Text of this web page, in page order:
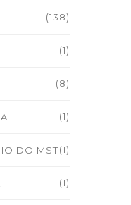
(138)
(1)
(8)
(1)
DO MST(1)
(1)